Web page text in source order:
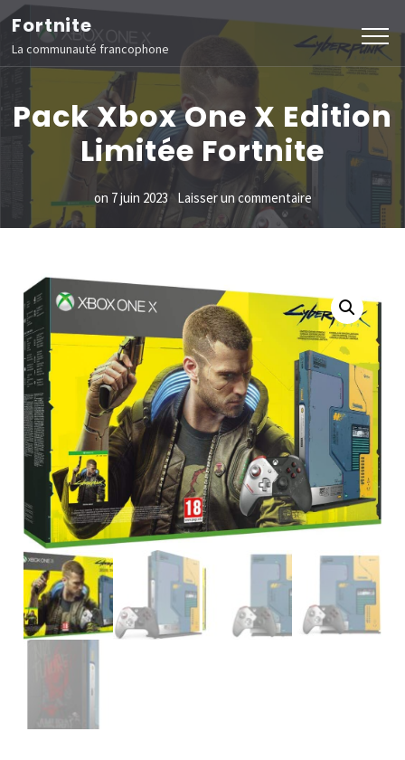
Aller
au
contenu
Entrée)
Fortnite
La communauté francophone
Pack Xbox One X Edition
Limitée Fortnite
on 7 juin 2023 Laisser un commentairesur
Pack
X
Edition
Limitée
Fortnite